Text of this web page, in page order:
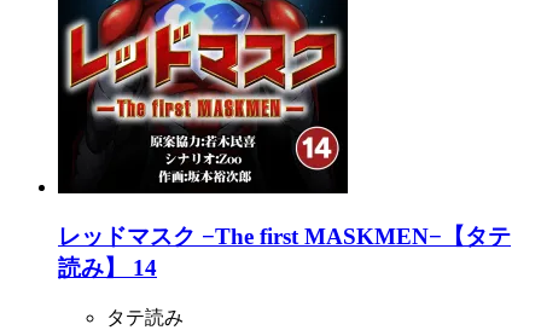
レッドマスク −The first MASKMEN−【タテ
読み】 14
タテ読み